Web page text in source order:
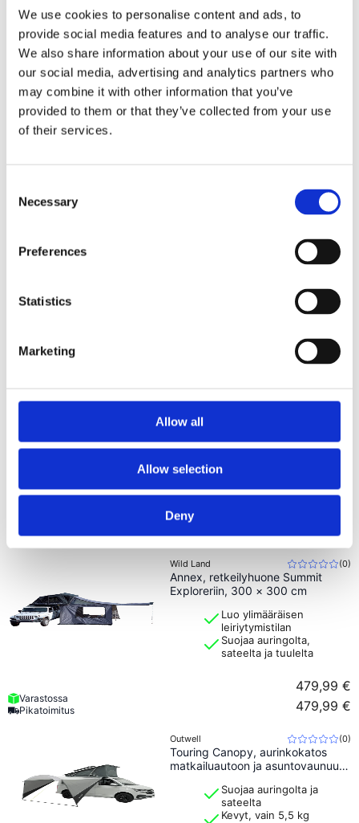
We use cookies to personalise content and ads, to
provide social media features and to analyse our traffic.
We also share information about your use of our site with
our social media, advertising and analytics partners who
may combine it with other information that you’ve
provided to them or that they’ve collected from your use
of their services.
Selection
Necessary
Preferences
Statistics
Marketing
Allow all
Allow selection
Deny
Loppuunmyyty 479,99 €
Wild Land
Oasis 270, 270° markiisi, 3000
mm, UPF 50+
270° suoja auton
ympärillä
3000 mm ja UPF 50+
Pikatoimitus
479,99 €
Rollout XL, kasettimarkiisi
kattotelineeseen ja kattotelttaan
Avautuu alle 1 minuutissa
Vain muutama jäljellä
429,99 €
429,99 €
sadesuoja, 3000 mm, UPF 30+
Suojaa auringolta ja
3000 mm ja UPF 30+
Pikatoimitus
129,99 €
Wild Land (0)
Annex, retkeilyhuone Summit
Exploreriin, 300 × 300 cm
Luo ylimääräisen
leiriytymistilan
Suojaa auringolta,
sateelta ja tuulelta
Varastossa
Pikatoimitus
479,99 €
479,99 €
Outwell (0)
Touring Canopy, aurinkokatos
matkailuautoon ja asuntovaunuun,
Suojaa auringolta ja
sateelta
Kevyt, vain 5,5 kg